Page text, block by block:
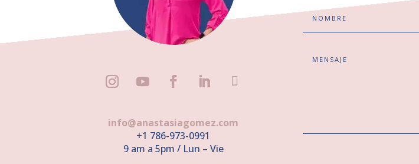
info@anastasiagomez.com
+1 786-973-0991
9 am a 5pm / Lun – Vie